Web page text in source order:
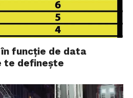
funcție de data
te definește